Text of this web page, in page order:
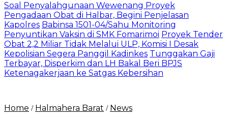
Soal Penyalahgunaan Wewenang Proyek
Pengadaan Obat di Halbar, Begini Penjelasan
Kapolres Babinsa 1501-04/Sahu Monitoring
Penyuntikan Vaksin di SMK Fomarimoi Proyek Tender
Obat 2,2 Miliar Tidak Melalui ULP, Komisi I Desak
Kepolisian Segera Panggil Kadinkes Tunggakan Gaji
Terbayar, Disperkim dan LH Bakal Beri BPJS
Ketenagakerjaan ke Satgas Kebersihan
Home / Halmahera Barat / News